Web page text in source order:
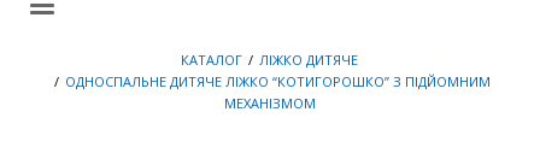
КАТАЛОГ
ЛІЖКО ДИТЯЧЕ
ОДНОСПАЛЬНЕ ДИТЯЧЕ ЛІЖКО “КОТИГОРОШКО” З ПІДЙОМНИМ
МЕХАНІЗМОМ